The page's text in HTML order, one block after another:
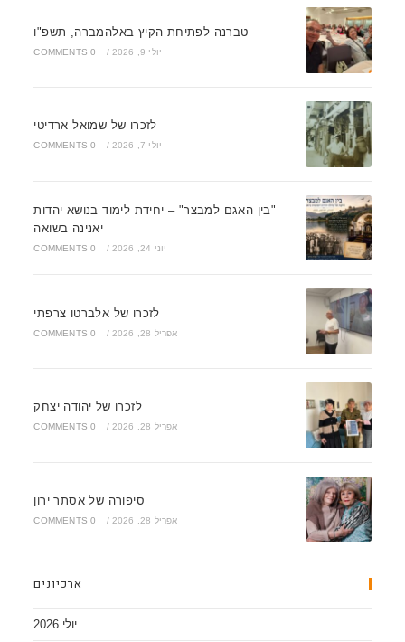
טברנה לפתיחת הקיץ באלהמברה, תשפ"ו
יולי 9, 2026 /
0 COMMENTS
לזכרו של שמואל ארדיטי
יולי 7, 2026 /
0 COMMENTS
"בין האגם למבצר" – יחידת לימוד בנושא יהדות
יאנינה בשואה
יוני 24, 2026 /
0 COMMENTS
לזכרו של אלברטו צרפתי
אפריל 28, 2026 /
0 COMMENTS
לזכרו של יהודה יצחק
אפריל 28, 2026 /
0 COMMENTS
סיפורה של אסתר ירון
אפריל 28, 2026 /
0 COMMENTS
ארכיונים
יולי 2026